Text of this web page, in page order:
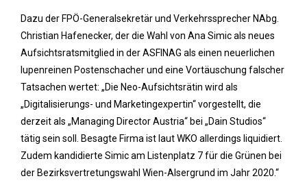
Dazu der FPÖ-Generalsekretär und Verkehrssprecher NAbg.
Christian Hafenecker, der die Wahl von Ana Simic als neues
Aufsichtsratsmitglied in der ASFINAG als einen neuerlichen
lupenreinen Postenschacher und eine Vortäuschung falscher
Tatsachen wertet: „Die Neo-Aufsichtsrätin wird als
„Digitalisierungs- und Marketingexpertin“ vorgestellt, die
derzeit als „Managing Director Austria“ bei „Dain Studios“
tätig sein soll. Besagte Firma ist laut WKO allerdings liquidiert.
Zudem kandidierte Simic am Listenplatz 7 für die Grünen bei
der Bezirksvertretungswahl Wien-Alsergrund im Jahr 2020.“